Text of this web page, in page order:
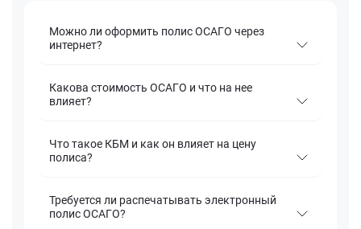
Можно ли оформить полис ОСАГО через
интернет?
Какова стоимость ОСАГО и что на нее
влияет?
Что такое КБМ и как он влияет на цену
полиса?
Требуется ли распечатывать электронный
полис ОСАГО?